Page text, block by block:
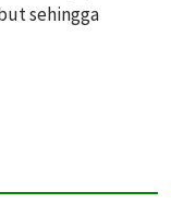
sehingga